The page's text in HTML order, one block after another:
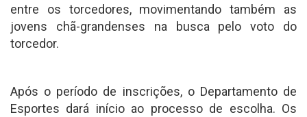
entre os torcedores, movimentando também as
jovens chã-grandenses na busca pelo voto do
torcedor.
Após o período de inscrições, o Departamento de
Esportes dará início ao processo de escolha. Os